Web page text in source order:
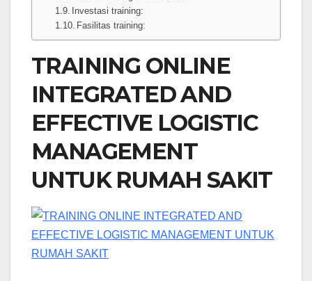
Investasi training:
Fasilitas training:
TRAINING ONLINE
INTEGRATED AND
EFFECTIVE LOGISTIC
MANAGEMENT
UNTUK RUMAH SAKIT